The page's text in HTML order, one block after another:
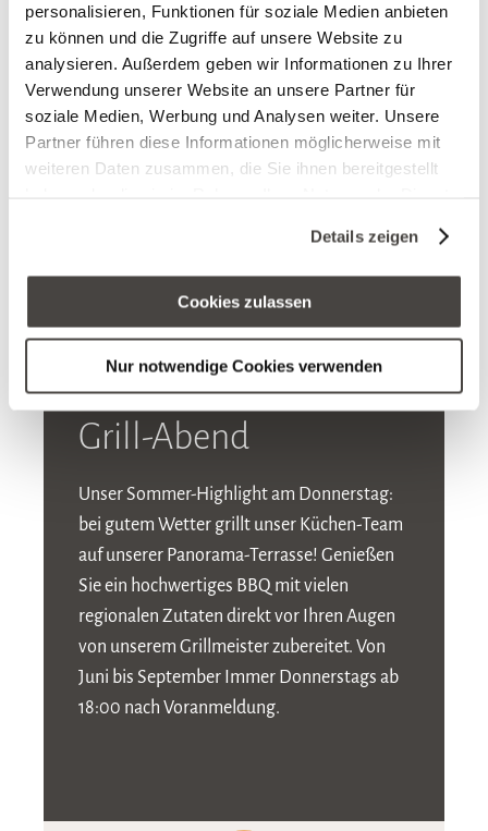
personalisieren, Funktionen für soziale Medien anbieten
zu können und die Zugriffe auf unsere Website zu
analysieren. Außerdem geben wir Informationen zu Ihrer
Verwendung unserer Website an unsere Partner für
soziale Medien, Werbung und Analysen weiter. Unsere
Partner führen diese Informationen möglicherweise mit
weiteren Daten zusammen, die Sie ihnen bereitgestellt
Cookies, wenn Sie unsere Webseite weiterhin nutzen.
Details zeigen
Cookies zulassen
Nur notwendige Cookies verwenden
am 27. August 2026
Grill-Abend
Unser Sommer-Highlight am Donnerstag:
bei gutem Wetter grillt unser Küchen-Team
auf unserer Panorama-Terrasse! Genießen
Sie ein hochwertiges BBQ mit vielen
regionalen Zutaten direkt vor Ihren Augen
von unserem Grillmeister zubereitet. Von
Juni bis September Immer Donnerstags ab
18:00 nach Voranmeldung.